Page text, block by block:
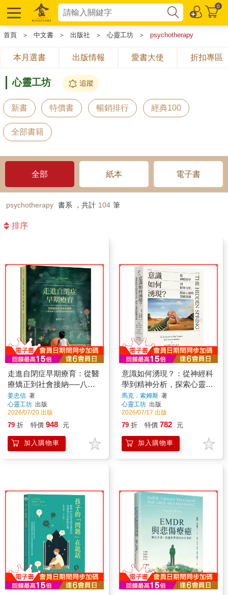
0
首頁 ＞ 中文書 ＞ 出版社 ＞ 心靈工坊 ＞ psychotherapy
本月選書 出版情報 愛書大使 折扣專區
心靈工坊 追蹤
新書 特價書 暢銷排行 經典100
全部書籍
全部 紙本 電子書
psychotherapy 書系 ，共計 104 筆
排序
走進自閉症早期療育：從醫
療矯正到社會接納──八個
早療方案的理論與臨床研究
姜忠信 著
心靈工坊 出版
2026/07/20 出版
79 折 特價 948 元
加入購物車
意識如何湧現？：從神經科
學到精神分析，探索心靈的
隱藏泉源
馬克．索姆斯 著
心靈工坊 出版
2026/07/17 出版
79 折 特價 782 元
加入購物車